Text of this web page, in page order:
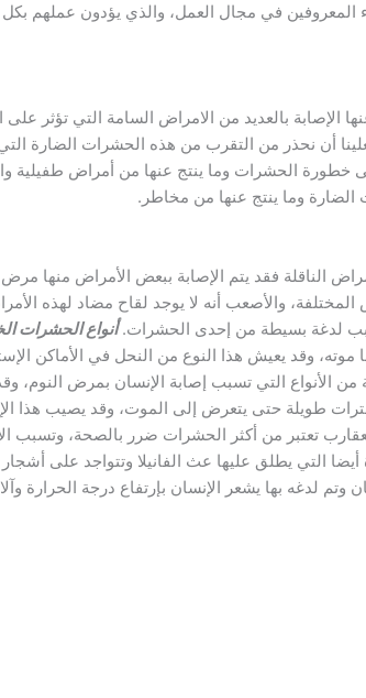
المعروفين في مجال العمل، والذي يؤدون عملهم
الإصابة بالعديد من الامراض السامة التي تؤثر
أن نحذر من التقرب من هذه الحشرات الضارة
الحشرات وما ينتج عنها من أمراض طفيلية
الضارة وما ينتج عنها من مخاطر.
الناقلة فقد يتم الإصابة ببعض الأمراض منها
والأصعب أنه لا يوجد لقاح مضاد لهذه
لدغة بسيطة من إحدى الحشرات.أنواع الحشرات
وقد يعيش هذا النوع من النحل في الأماكن
من الأنواع التي تسبب إصابة الإنسان بمرض النوم،
طويلة حتى يتعرض إلى الموت، وقد يصيب هذا
تعتبر من أكثر الحشرات ضرر بالصحة، وتسبب
التي يطلق عليها عث الفانيلا وتتواجد على
لدغه بها يشعر الإنسان بإرتفاع درجة الحرارة